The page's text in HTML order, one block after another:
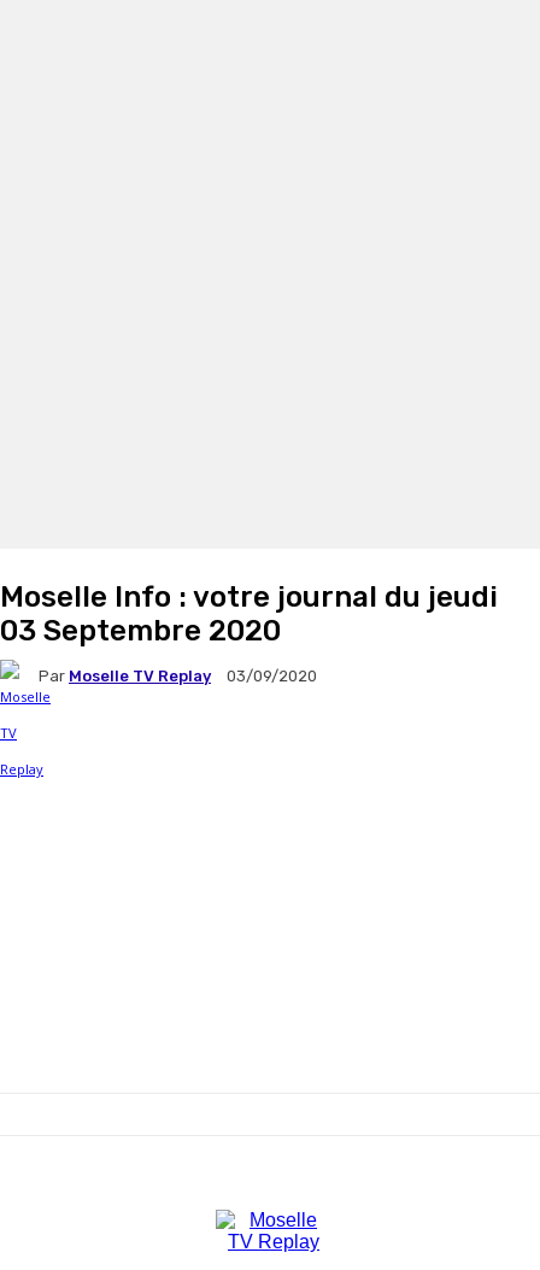
Moselle Info : votre journal du jeudi
03 Septembre 2020
Par Moselle TV Replay 03/09/2020